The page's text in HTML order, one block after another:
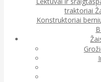
traktoriai
Konstruktoriai